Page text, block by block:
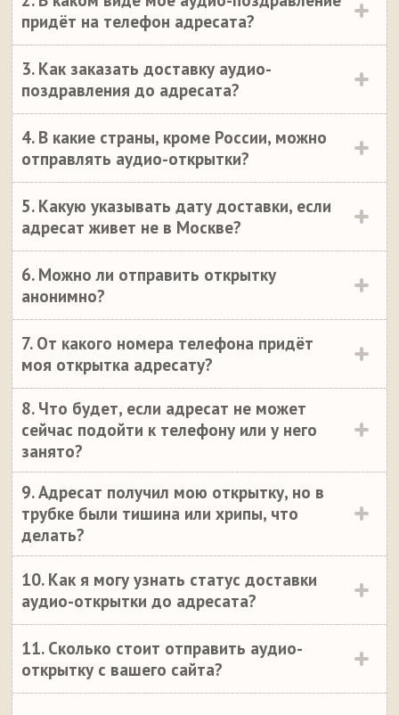
придёт на телефон адресата?
3. Как заказать доставку аудио-
поздравления до адресата?
4. В какие страны, кроме России, можно
отправлять аудио-открытки?
5. Какую указывать дату доставки, если
адресат живет не в Москве?
6. Можно ли отправить открытку
анонимно?
7. От какого номера телефона придёт
моя открытка адресату?
8. Что будет, если адресат не может
сейчас подойти к телефону или у него
занято?
9. Адресат получил мою открытку, но в
трубке были тишина или хрипы, что
делать?
10. Как я могу узнать статус доставки
аудио-открытки до адресата?
11. Сколько стоит отправить аудио-
открытку с вашего сайта?